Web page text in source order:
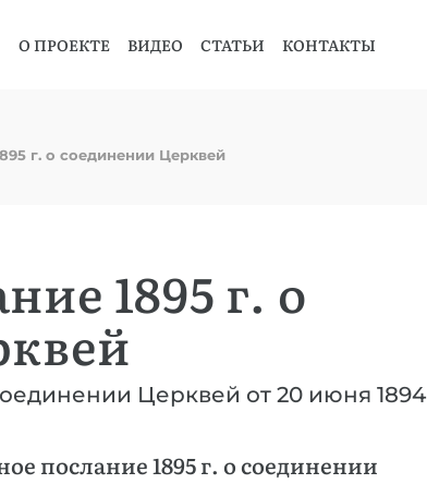
О ПРОЕКТЕ ВИДЕО СТАТЬИ КОНТАКТЫ
г. о соединении Церквей
1895 г. о
Церквей от 20 июня 1894
послание 1895 г. о соединении